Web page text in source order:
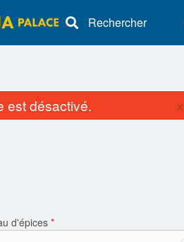
Rechercher
Thali au poulet au beurre
est désactivé. ×
d'épices *